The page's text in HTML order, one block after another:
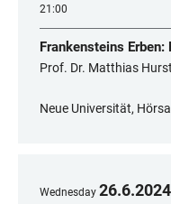
21:00
Frankensteins
Prof. Dr. Matthias
Neue Universität,
Wednesday 26.6.2024